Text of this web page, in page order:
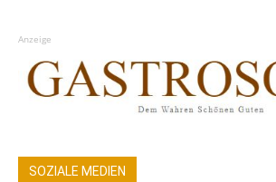
Anzeige
SOZIALE MEDIEN